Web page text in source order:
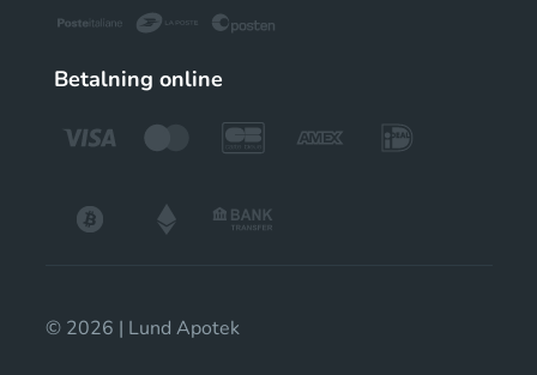
Betalning online
© 2026 | Lund Apotek